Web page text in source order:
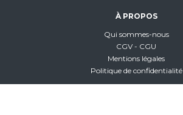
À PROPOS
Qui sommes-nous
CGV - CGU
Mentions légales
Politique de confidentialité